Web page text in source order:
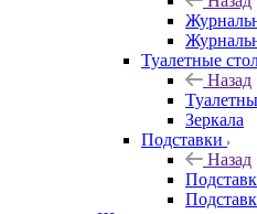
Туалетные
Назад
Зеркала
Подставки
Назад